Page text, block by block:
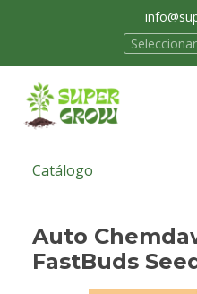
Catálogo
Auto
FastBuds